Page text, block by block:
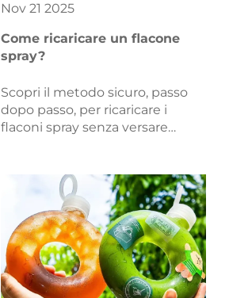
Nov 21 2025
Come ricaricare un flacone
spray?
Scopri il metodo sicuro, passo
dopo passo, per ricaricare i
flaconi spray senza versare
compatibilità, pulizia e durata
nel tempo. Segui subito la
nostra guida esperta.